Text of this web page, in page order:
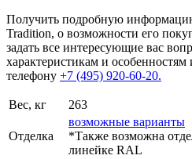
Получить подробную
Tradition, о возможности его
задать все интересующие вас
характеристикам и
телефону +7 (495) 920-60-20.
Вес, кг 263
Отделка
возможные варианты
*Также возможна
линейке RAL